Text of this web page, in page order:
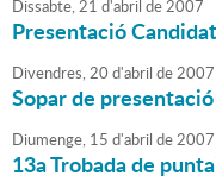
Dissabte,21 d'abril de2007
Presentació
Divendres,20 d'abril de2007
Sopar de
Diumenge, 15 d'abril de2007
13a Trobada de